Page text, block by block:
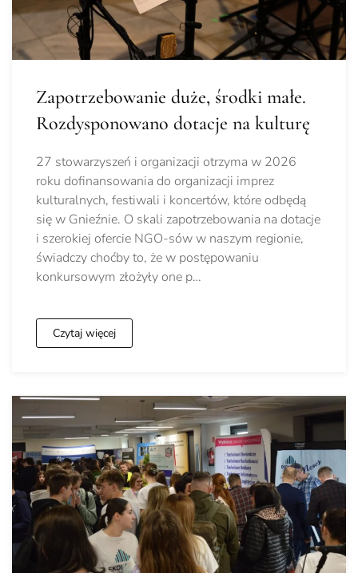
Zapotrzebowanie duże, środki małe.
Rozdysponowano dotacje na kulturę
27 stowarzyszeń i organizacji otrzyma w 2026
roku dofinansowania do organizacji imprez
kulturalnych, festiwali i koncertów, które odbędą
się w Gnieźnie. O skali zapotrzebowania na dotacje
i szerokiej ofercie NGO-sów w naszym regionie,
świadczy choćby to, że w postępowaniu
konkursowym złożyły one p…
Czytaj więcej